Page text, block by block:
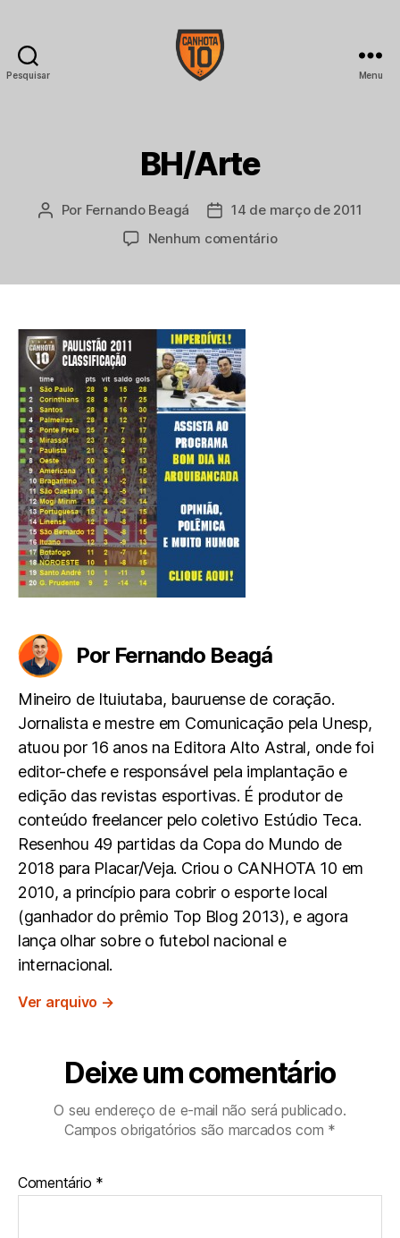
Pesquisar Menu
BH/Arte
Autor
Por Fernando Beagá
Data14 de março de 2011
Nenhum comentárioem
Por Fernando Beagá
Mineiro de Ituiutaba, bauruense de coração.
Jornalista e mestre em Comunicação pela Unesp,
atuou por 16 anos na Editora Alto Astral, onde foi
editor-chefe e responsável pela implantação e
edição das revistas esportivas. É produtor de
conteúdo freelancer pelo coletivo Estúdio Teca.
Resenhou 49 partidas da Copa do Mundo de
2018 para Placar/Veja. Criou o CANHOTA 10 em
2010, a princípio para cobrir o esporte local
(ganhador do prêmio Top Blog 2013), e agora
lança olhar sobre o futebol nacional e
internacional.
Ver arquivo →
Deixe um comentário
O seu endereço de e-mail não será publicado.
Campos obrigatórios são marcados com *
Comentário *